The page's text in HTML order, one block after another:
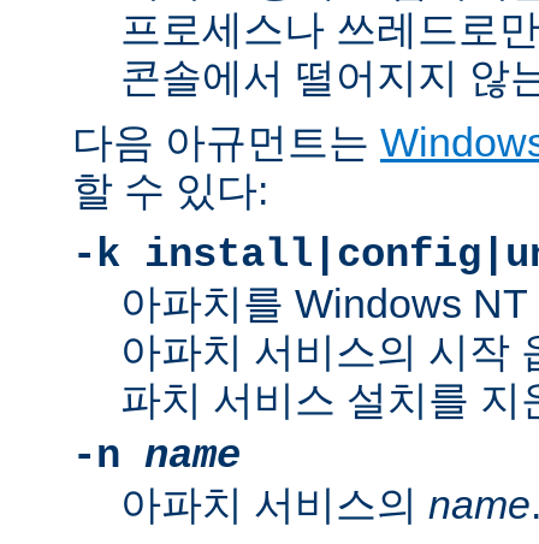
프로세스나 쓰레드로
콘솔에서 떨어지지 않
다음 아규먼트는
할 수 있다:
-k
아파치를 Windows
아파치 서비스의 시작
파치 서비스 설치를 지
-n name
아파치 서비스의 name